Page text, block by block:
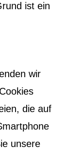
ist ein
wir
die auf
unsere